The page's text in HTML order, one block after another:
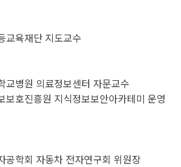
교육재단 지도교수
교병원 의료정보센터 자문교수
보호진흥원 지식정보보안아카테미 운영
공학회 자동차 전자연구회 위원장